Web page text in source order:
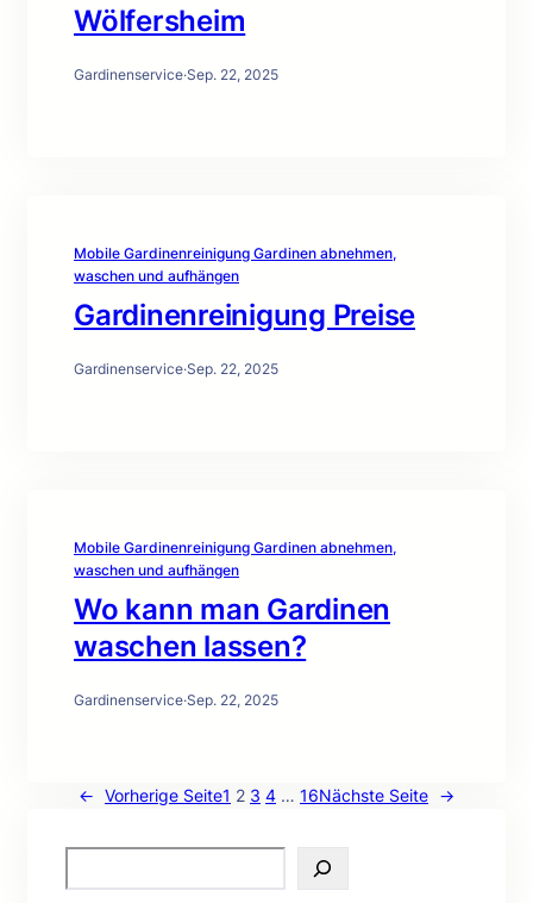
Wölfersheim
Gardinenservice·Sep. 22, 2025
Mobile Gardinenreinigung Gardinen abnehmen,
waschen und aufhängen
Gardinenreinigung Preise
Gardinenservice·Sep. 22, 2025
Mobile Gardinenreinigung Gardinen abnehmen,
waschen und aufhängen
Wo kann man Gardinen
waschen lassen?
Gardinenservice·Sep. 22, 2025
← Vorherige Seite1 2 3 4 … 16Nächste Seite →
e